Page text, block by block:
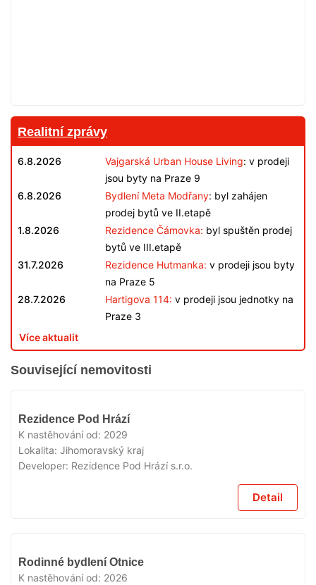
Realitní zprávy
6.8.2026 Vajgarská Urban House Living: v prodeji
jsou byty na Praze 9
6.8.2026
Bydlení Meta Modřany: byl zahájen
prodej bytů ve II.etapě
1.8.2026
Rezidence Čámovka: byl spuštěn prodej
bytů ve III.etapě
31.7.2026
Rezidence Hutmanka: v prodeji jsou byty
na Praze 5
28.7.2026
Hartigova 114: v prodeji jsou jednotky na
Praze 3
Více aktualit
Související nemovitosti
Rezidence Pod Hrází
K nastěhování od: 2029
Lokalita: Jihomoravský kraj
Developer: Rezidence Pod Hrází s.r.o.
Detail
Rodinné bydlení Otnice
K nastěhování od: 2026